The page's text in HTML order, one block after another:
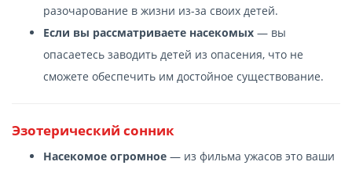
разочарование в жизни из-за своих детей.
Если вы рассматриваете насекомых — вы
опасаетесь заводить детей из опасения, что не
сможете обеспечить им достойное существование.
Эзотерический сонник
Насекомое огромное — из фильма ужасов это ваши